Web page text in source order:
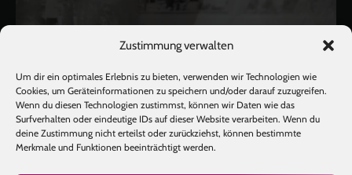
Zustimmung verwalten
Um dir ein optimales Erlebnis zu bieten, verwenden wir Technologien wie
Cookies, um Geräteinformationen zu speichern und/oder darauf zuzugreifen.
Wenn du diesen Technologien zustimmst, können wir Daten wie das
Surfverhalten oder eindeutige IDs auf dieser Website verarbeiten. Wenn du
deine Zustimmung nicht erteilst oder zurückziehst, können bestimmte
Merkmale und Funktionen beeinträchtigt werden.
Mehr laden Auf Instagram folgen